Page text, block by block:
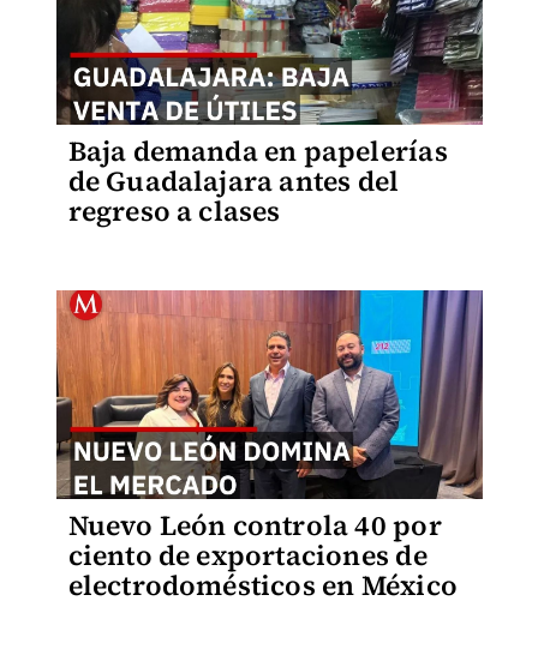
Baja demanda en papelerías
de Guadalajara antes del
regreso a clases
Nuevo León controla 40 por
ciento de exportaciones de
electrodomésticos en México